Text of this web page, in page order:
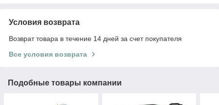
Условия возврата
Возврат товара в течение 14 дней за счет покупателя
Все условия возврата
Подобные товары компании